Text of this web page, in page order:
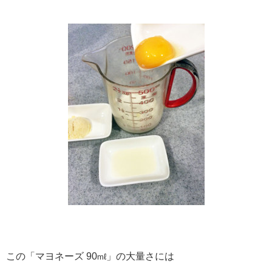
この「マヨネーズ 90mℓ 」の大量さには